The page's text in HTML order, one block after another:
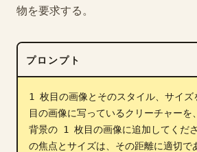
ブログ
更新情報
物を要求する。
プロンプト
1 枚目の画像とそのスタイル、サイ
目の画像に写っているクリーチャーを
背景の 1 枚目の画像に追加してくだ
の焦点とサイズは、その距離に適切で